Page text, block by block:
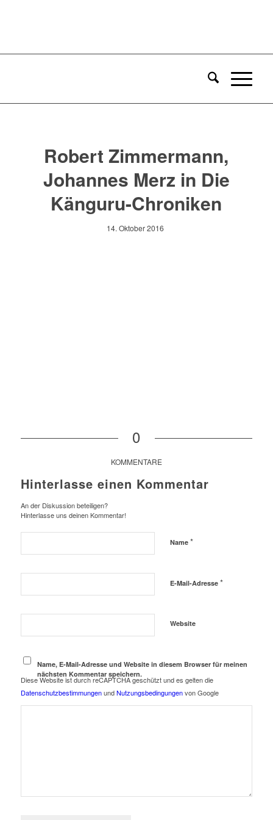
Robert Zimmermann,
Johannes Merz in Die
Känguru-Chroniken
14. Oktober 2016
0
KOMMENTARE
Hinterlasse einen Kommentar
An der Diskussion beteiligen?
Hinterlasse uns deinen Kommentar!
Name *
E-Mail-Adresse *
Website
Name, E-Mail-Adresse und Website in diesem Browser für meinen
nächsten Kommentar speichern.
Diese Website ist durch reCAPTCHA geschützt und es gelten die
DatenschutzbestimmungenundNutzungsbedingungenvon Google